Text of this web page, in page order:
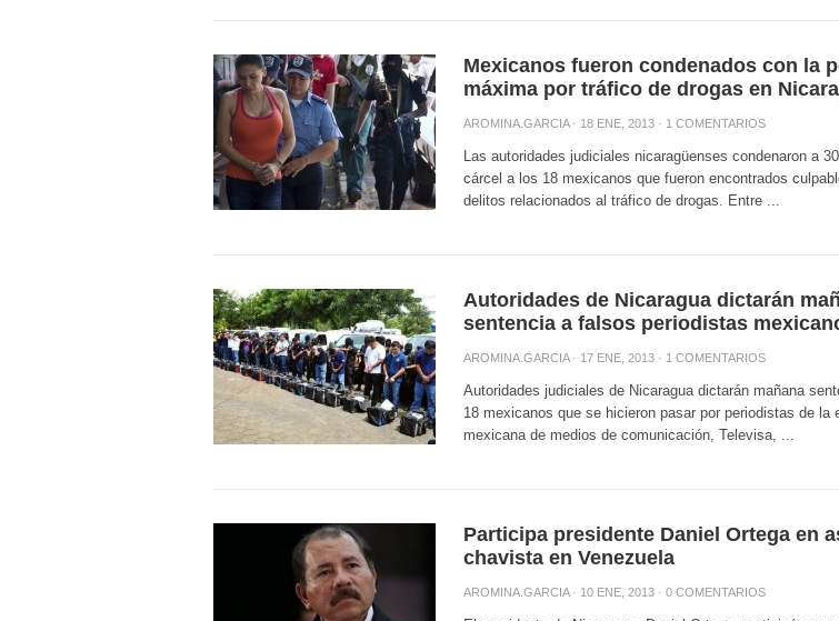
Mexicanos fueron condenados con la
máxima por tráfico de drogas en
AROMINA.GARCIA· 18 ENE, 2013 · 1 COMENTARIOS
Las autoridades judiciales nicaragüenses condenaron a
cárcel a los 18 mexicanos que fueron encontrados
delitos relacionados al tráfico de drogas. Entre ...
Autoridades de Nicaragua dictarán
sentencia a falsos periodistas
AROMINA.GARCIA· 17 ENE, 2013 · 1 COMENTARIOS
Autoridades judiciales de Nicaragua dictarán mañana
18 mexicanos que se hicieron pasar por periodistas de la
mexicana de medios de comunicación, Televisa, ...
Participa presidente Daniel Ortega en
chavista en Venezuela
AROMINA.GARCIA· 10 ENE, 2013 · 0 COMENTARIOS